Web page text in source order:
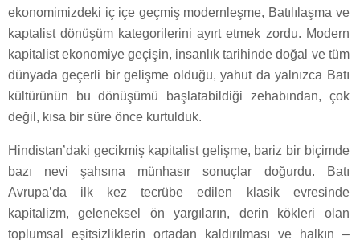
ekonomimizdeki iç içe geçmiş modernleşme, Batılılaşma ve
kaptalist dönüşüm kategorilerini ayırt etmek zordu. Modern
kapitalist ekonomiye geçişin, insanlık tarihinde doğal ve tüm
dünyada geçerli bir gelişme olduğu, yahut da yalnızca Batı
kültürünün bu dönüşümü başlatabildiği zehabından, çok
değil, kısa bir süre önce kurtulduk.
Hindistan’daki gecikmiş kapitalist gelişme, bariz bir biçimde
bazı nevi şahsına münhasır sonuçlar doğurdu. Batı
Avrupa’da ilk kez tecrübe edilen klasik evresinde
kapitalizm, geleneksel ön yargıların, derin kökleri olan
toplumsal eşitsizliklerin ortadan kaldırılması ve halkın –